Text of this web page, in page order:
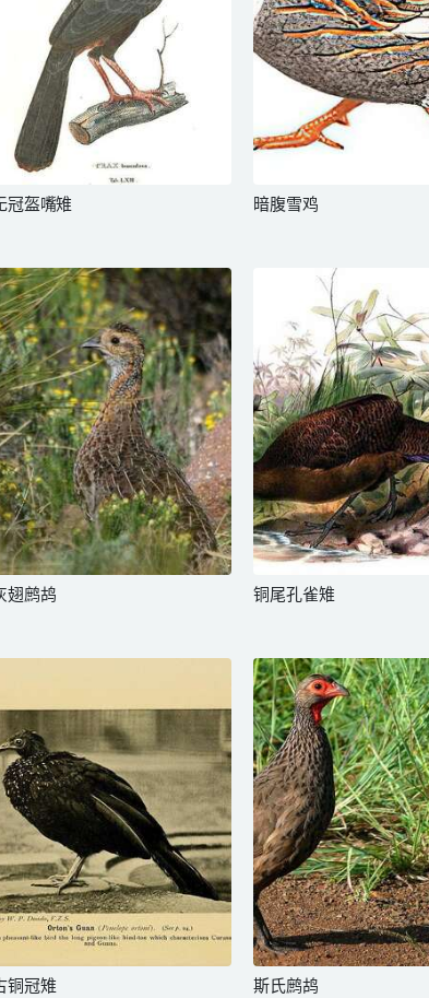
冠盔嘴雉 暗腹雪鸡
翅鹧鸪 铜尾孔雀雉
铜冠雉 斯氏鹧鸪